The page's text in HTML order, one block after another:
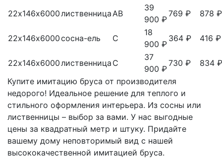
22х146х6000лиственница АВ
39
900 ₽
769 ₽ 878 ₽
22х146х6000сосна-ель С
18
900 ₽
364 ₽ 416 ₽
22х146х6000лиственница С
37
900 ₽
730 ₽
834 ₽
Купите имитацию бруса от производителя
недорого! Идеальное решение для теплого и
стильного оформления интерьера. Из сосны или
лиственницы – выбор за вами. У нас выгодные
цены за квадратный метр и штуку. Придайте
вашему дому неповторимый вид с нашей
высококачественной имитацией бруса.